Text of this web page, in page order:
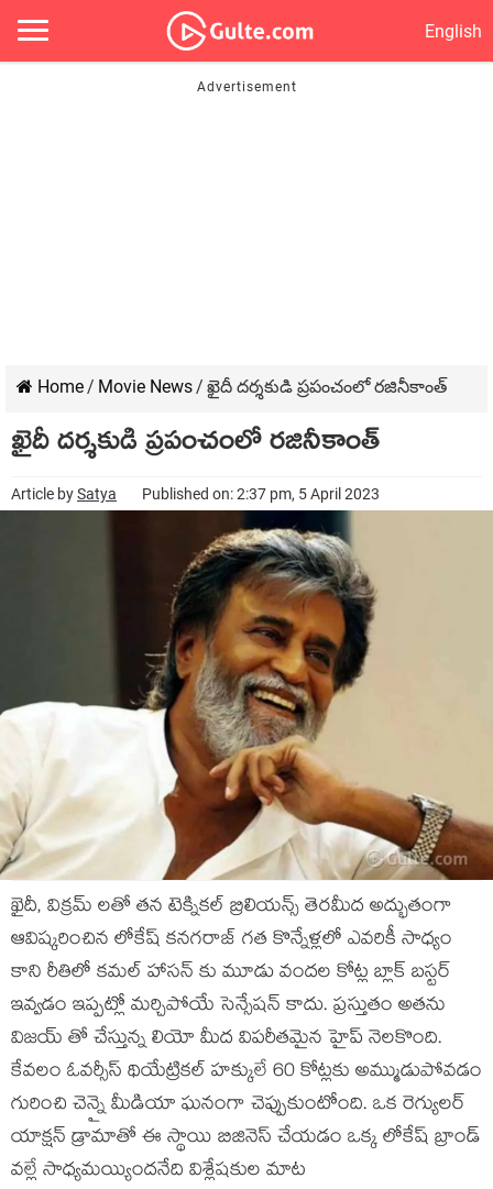
English
Home/ Movie News/ ఖైదీ దర్శకుడి ప్రపంచంలో రజినీకాంత్
ఖైదీ దర్శకుడి ప్రపంచంలో రజినీకాంత్
Article bySatya Published on: 2:37 pm, 5 April 2023
ఖైదీ, విక్రమ్ లతో తన టెక్నికల్ బ్రిలియన్స్ తెరమీద అద్భుతంగా
ఆవిష్కరించిన లోకేష్ కనగరాజ్ గత కొన్నేళ్లలో ఎవరికీ సాధ్యం
కాని రీతిలో కమల్ హాసన్ కు మూడు వందల కోట్ల బ్లాక్ బస్టర్
ఇవ్వడం ఇప్పట్లో మర్చిపోయే సెన్సేషన్ కాదు. ప్రస్తుతం అతను
విజయ్ తో చేస్తున్న లియో మీద విపరీతమైన హైప్ నెలకొంది.
కేవలం ఓవర్సీస్ థియేట్రికల్ హక్కులే 60 కోట్లకు అమ్ముడుపోవడం
గురించి చెన్నై మీడియా ఘనంగా చెప్పుకుంటోంది. ఒక రెగ్యులర్
యాక్షన్ డ్రామాతో ఈ స్థాయి బిజినెస్ చేయడం ఒక్క లోకేష్ బ్రాండ్
వల్లే సాధ్యమయ్యిందనేది విశ్లేషకుల మాట